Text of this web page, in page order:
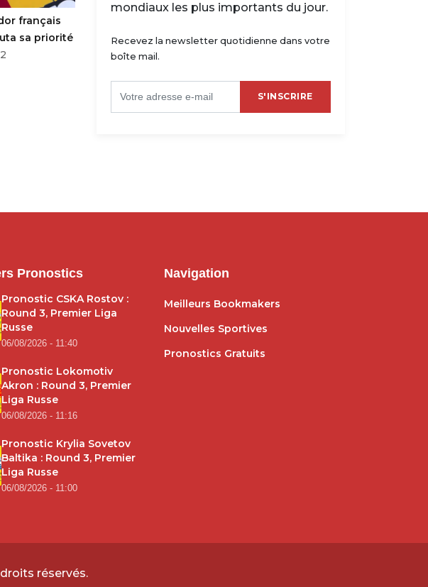
français
sa priorité
lance sa saison avec Stuttgart
13/08/2022 - 18:15
rejoint Lorient
mondiaux les plus importants du jour.
Recevez la newsletter quotidienne dans votre
boîte mail.
S'INSCRIRE
Pronostics
Pronostic CSKA Rostov :
Round 3, Premier Liga
Russe
06/08/2026 - 11:40
Pronostic Lokomotiv
Akron : Round 3, Premier
Liga Russe
06/08/2026 - 11:16
Pronostic Krylia Sovetov
Baltika : Round 3, Premier
Liga Russe
06/08/2026 - 11:00
Navigation
Meilleurs Bookmakers
Nouvelles Sportives
Pronostics Gratuits
réservés.